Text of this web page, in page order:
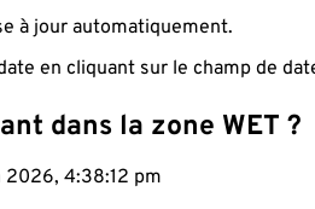
à jour automatiquement.
en cliquant sur le champ de
dans la zone WET ?
2026, 4:38:13 pm